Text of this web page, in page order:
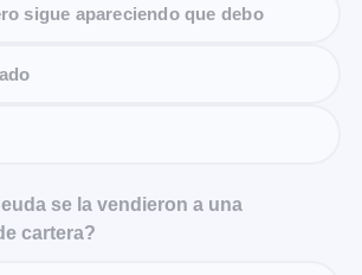
sigue apareciendo que debo
se la vendieron a una
cartera?